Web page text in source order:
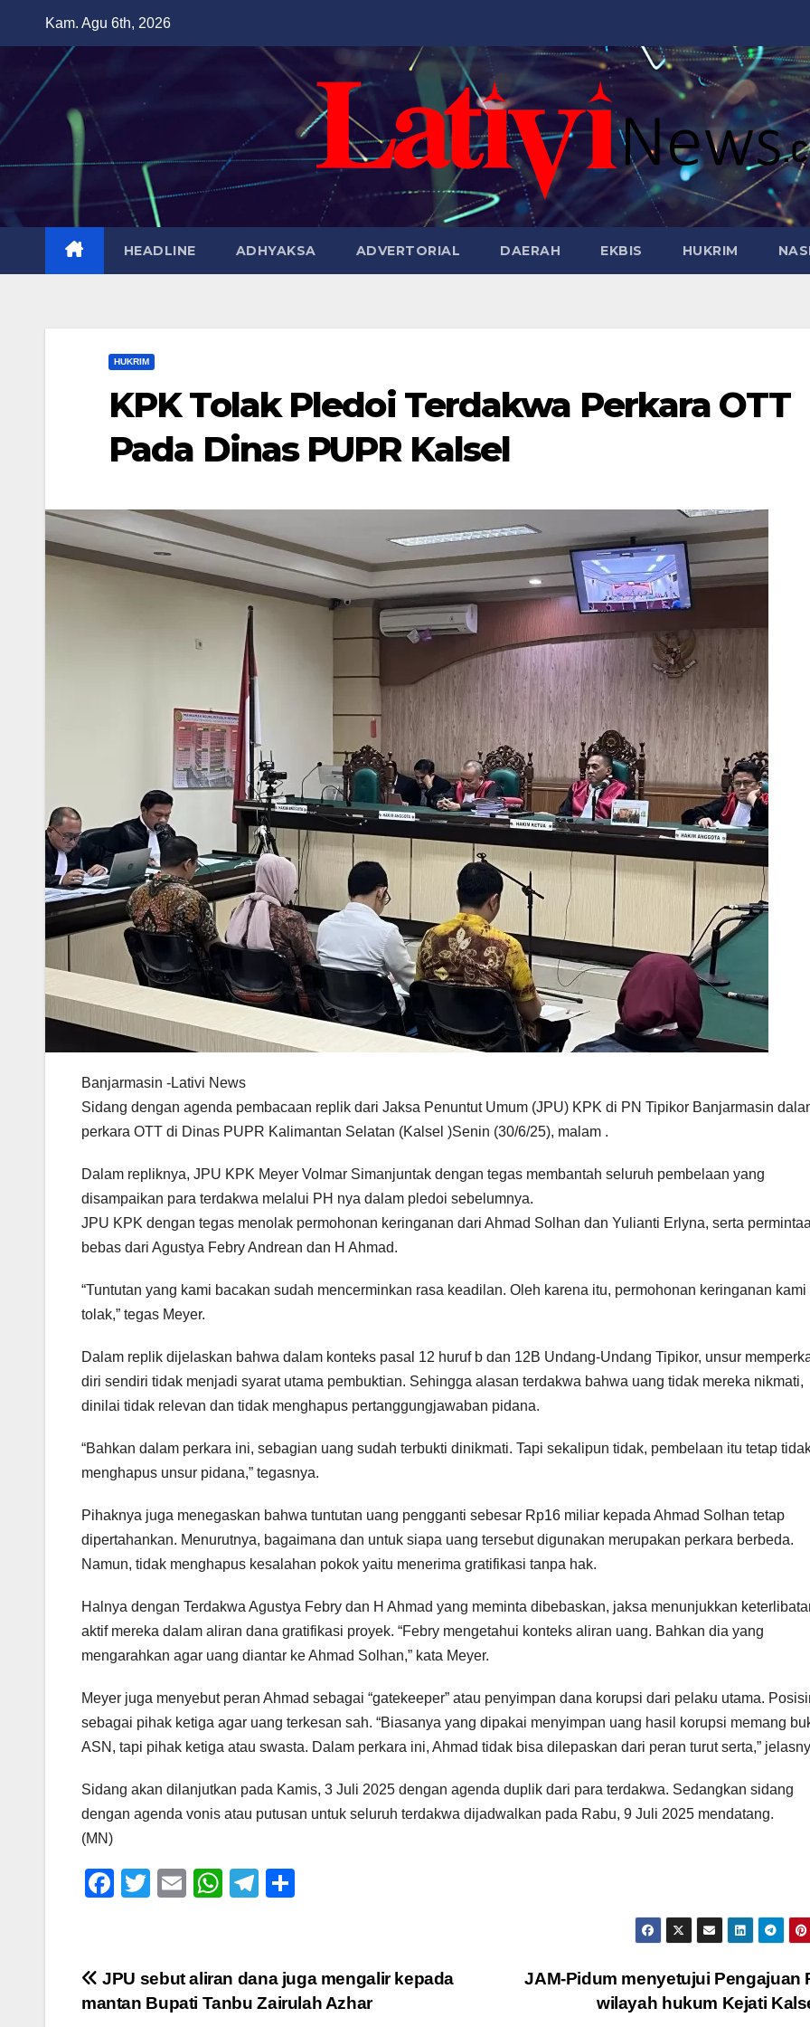
Kam. Agu 6th, 2026
HEADLINE ADHYAKSA ADVERTORIAL DAERAH EKBIS HUKRIM
HUKRIM
KPK Tolak Pledoi Terdakwa Perkara OTT
Pada Dinas PUPR Kalsel
Banjarmasin -Lativi News
Sidang dengan agenda pembacaan replik dari Jaksa Penuntut Umum (JPU) KPK di PN Tipikor Banjarmasin
perkara OTT di Dinas PUPR Kalimantan Selatan (Kalsel )Senin (30/6/25), malam .
Dalam repliknya, JPU KPK Meyer Volmar Simanjuntak dengan tegas membantah seluruh pembelaan yang
disampaikan para terdakwa melalui PH nya dalam pledoi sebelumnya.
JPU KPK dengan tegas menolak permohonan keringanan dari Ahmad Solhan dan Yulianti Erlyna, serta
bebas dari Agustya Febry Andrean dan H Ahmad.
“Tuntutan yang kami bacakan sudah mencerminkan rasa keadilan. Oleh karena itu, permohonan keringanan kami
tolak,” tegas Meyer.
Dalam replik dijelaskan bahwa dalam konteks pasal 12 huruf b dan 12B Undang-Undang Tipikor, unsur
diri sendiri tidak menjadi syarat utama pembuktian. Sehingga alasan terdakwa bahwa uang tidak mereka nikmati,
dinilai tidak relevan dan tidak menghapus pertanggungjawaban pidana.
“Bahkan dalam perkara ini, sebagian uang sudah terbukti dinikmati. Tapi sekalipun tidak, pembelaan itu tetap
menghapus unsur pidana,” tegasnya.
Pihaknya juga menegaskan bahwa tuntutan uang pengganti sebesar Rp16 miliar kepada Ahmad Solhan tetap
dipertahankan. Menurutnya, bagaimana dan untuk siapa uang tersebut digunakan merupakan perkara berbeda.
Namun, tidak menghapus kesalahan pokok yaitu menerima gratifikasi tanpa hak.
Halnya dengan Terdakwa Agustya Febry dan H Ahmad yang meminta dibebaskan, jaksa menunjukkan
aktif mereka dalam aliran dana gratifikasi proyek. “Febry mengetahui konteks aliran uang. Bahkan dia yang
mengarahkan agar uang diantar ke Ahmad Solhan,” kata Meyer.
Meyer juga menyebut peran Ahmad sebagai “gatekeeper” atau penyimpan dana korupsi dari pelaku utama.
sebagai pihak ketiga agar uang terkesan sah. “Biasanya yang dipakai menyimpan uang hasil korupsi memang
ASN, tapi pihak ketiga atau swasta. Dalam perkara ini, Ahmad tidak bisa dilepaskan dari peran turut serta,”
Sidang akan dilanjutkan pada Kamis, 3 Juli 2025 dengan agenda duplik dari para terdakwa. Sedangkan sidang
dengan agenda vonis atau putusan untuk seluruh terdakwa dijadwalkan pada Rabu, 9 Juli 2025 mendatang.
(MN)
F
e
b
T
er
E
W
s
A
T
gr
a
e
Navigasi
JAM-Pidum menyetujui Pengajuan
wilayah hukum Kejati
JPU sebut aliran dana juga mengalir kepada
mantan Bupati Tanbu Zairulah Azhar